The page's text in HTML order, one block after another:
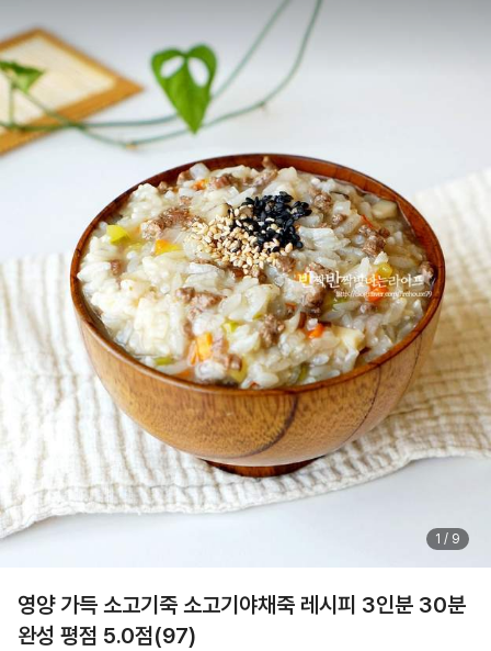
1 / 9
영양 가득 소고기죽 소고기야채죽 레시피 3인분 30분
완성 평점 5.0점(97)